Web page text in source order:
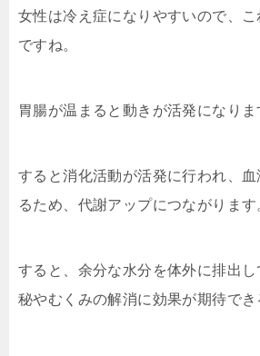
女性は冷え症になりやすいので、
ですね。
胃腸が温まると動きが活発になりま
すると消化活動が活発に行われ、
るため、代謝アップにつながります
すると、余分な水分を体外に排出
秘やむくみの解消に効果が期待でき